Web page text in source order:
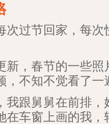
次过节回家，每
新，春节的一些
，不知不觉看了
我跟舅舅在前排
在车窗上画的我，